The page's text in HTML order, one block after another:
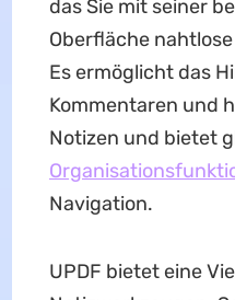
das Sie mit seiner
Oberfläche
Es ermöglicht das
Kommentaren und
Notizen und bietet
Navigation.
UPDF bietet eine